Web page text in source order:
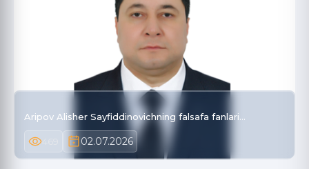
Aripov Alisher Sayfiddinovichning falsafa fanlari…
02.07.2026